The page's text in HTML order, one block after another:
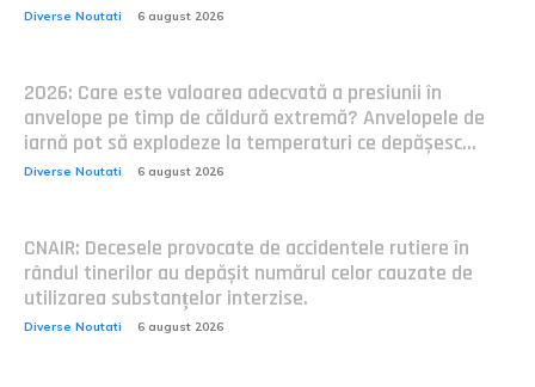
Diverse Noutati 6 august 2026
2026: Care este valoarea adecvată a presiunii în
anvelope pe timp de căldură extremă? Anvelopele de
iarnă pot să explodeze la temperaturi ce depășesc...
Diverse Noutati 6 august 2026
CNAIR: Decesele provocate de accidentele rutiere în
rândul tinerilor au depășit numărul celor cauzate de
utilizarea substanțelor interzise.
Diverse Noutati 6 august 2026